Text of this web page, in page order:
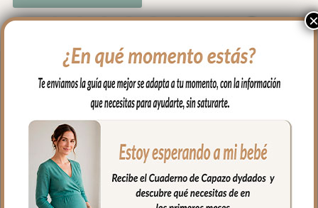
Mantita ideal para el capazo o cuna
*Por un lado en tejido piqué Serker.
*Por un lado en tejido batista estampada.
Medidas:
Largo: 98 cm
Ancho 70 cm
×